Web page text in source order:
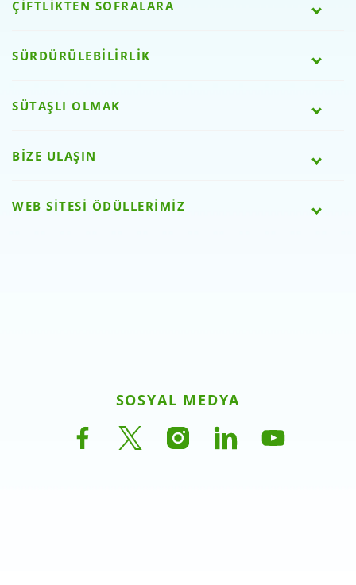
ÇİFTLİKTEN SOFRALARA
SÜRDÜRÜLEBİLİRLİK
SÜTAŞLI OLMAK
BİZE ULAŞIN
WEB SİTESİ ÖDÜLLERİMİZ
SOSYAL MEDYA